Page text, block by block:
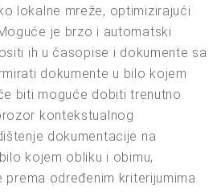
lokalne mreže, optimizirajući
je brzo i automatski
ih u časopise i dokumente sa
dokumente u bilo kojem
biti moguće dobiti trenutno
kontekstualnog
dokumentacije na
kojem obliku i obimu,
prema određenim kriterijumima.